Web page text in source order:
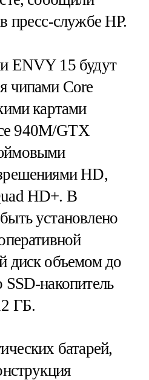
пресс-службе HP.
ENVY 15 будут
чипами Core
картами
940M/GTX
HD,
HD+. В
установлено
диск объемом до
SSD-накопитель
ГБ.
батарей,